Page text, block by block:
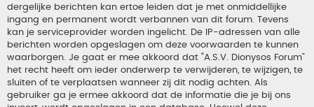
dergelijke berichten kan ertoe leiden dat je met onmiddellijke
ingang en permanent wordt verbannen van dit forum. Tevens
kan je serviceprovider worden ingelicht. De IP-adressen van alle
berichten worden opgeslagen om deze voorwaarden te kunnen
waarborgen. Je gaat er mee akkoord dat “A.S.V. Dionysos Forum”
het recht heeft om ieder onderwerp te verwijderen, te wijzigen, te
sluiten of te verplaatsen wanneer zij dit nodig achten. Als
gebruiker ga je ermee akkoord dat de informatie die je bij ons